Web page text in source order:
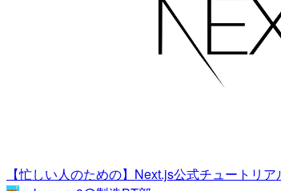
【忙しい人のための】Next.js公式チュートリ